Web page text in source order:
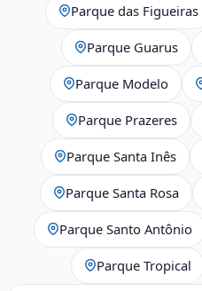
Parque das Figueiras
Parque Guarus
Parque Modelo
Parque Prazeres
Parque Santa Inês
Parque Santa Rosa
Parque Santo Antônio
Parque Tropical